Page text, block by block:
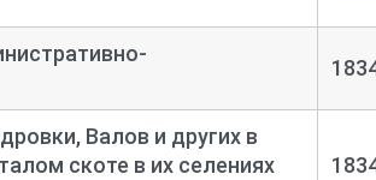
Валов и других в
скоте в их селениях